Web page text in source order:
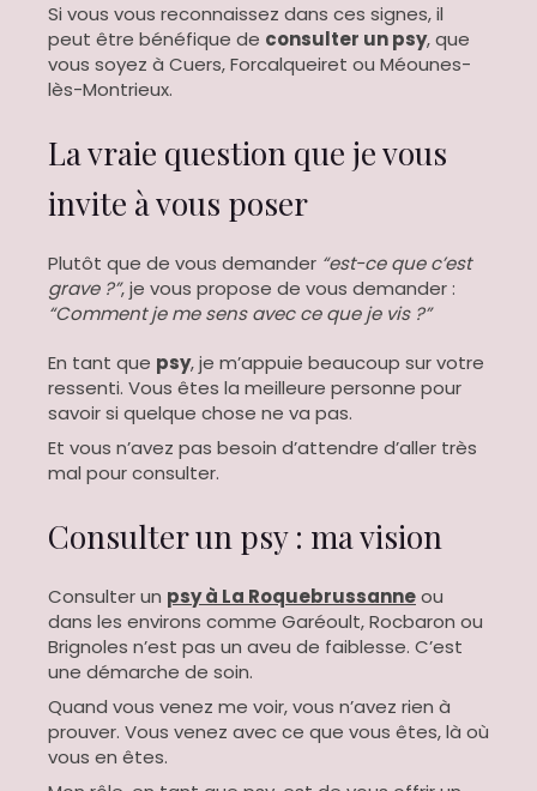
Si vous vous reconnaissez dans ces signes, il
peut être bénéfique de consulter un psy, que
vous soyez à Cuers, Forcalqueiret ou Méounes-
lès-Montrieux.
La vraie question que je vous
invite à vous poser
Plutôt que de vous demander “est-ce que c’est
grave ?”, je vous propose de vous demander :
“Comment je me sens avec ce que je vis ?”
En tant que psy, je m’appuie beaucoup sur votre
ressenti. Vous êtes la meilleure personne pour
savoir si quelque chose ne va pas.
Et vous n’avez pas besoin d’attendre d’aller très
mal pour consulter.
Consulter un psy : ma vision
Consulter un psy à La Roquebrussanneou
dans les environs comme Garéoult, Rocbaron ou
Brignoles n’est pas un aveu de faiblesse. C’est
une démarche de soin.
Quand vous venez me voir, vous n’avez rien à
prouver. Vous venez avec ce que vous êtes, là où
vous en êtes.